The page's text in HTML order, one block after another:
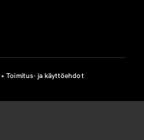
•Toimitus- ja käyttöehdot